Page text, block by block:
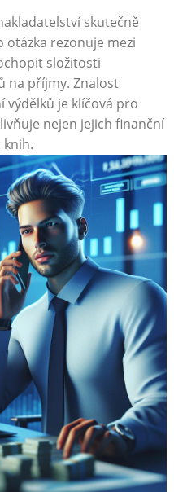
skutečně
otázka rezonuje mezi
složitosti
na příjmy. Znalost
výdělků je klíčová pro
nejen jejich finanční
knih.